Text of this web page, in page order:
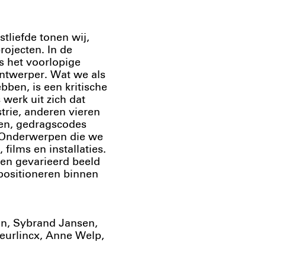
tonen wij,
In de
het voorlopige
Wat we als
is een kritische
werk uit zich dat
anderen vieren
gedragscodes
die we
films en installaties.
gevarieerd beeld
binnen
Sybrand Jansen,
Anne Welp,